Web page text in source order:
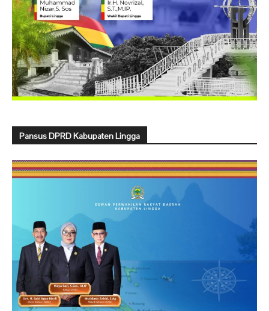
Pansus DPRD Kabupaten Lingga